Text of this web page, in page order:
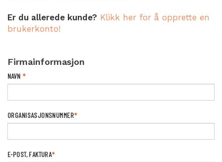
Er du allerede kunde? Klikk her for å opprette en
brukerkonto!
Firmainformasjon
NAVN *
ORGANISASJONSNUMMER*
E-POST, FAKTURA*